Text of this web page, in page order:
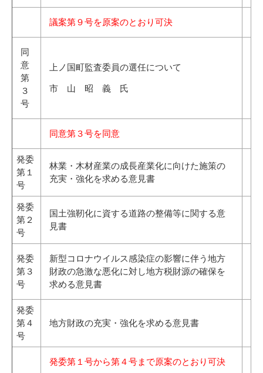
議案第９号を原案のとおり可決
同
意
第
３
号
上ノ国町監査委員の選任について
市 山 昭 義 氏
同意第３号を同意
発委
第１
号
林業・木材産業の成長産業化に向けた施策の
充実・強化を求める意見書
発委
第２
号
国土強靭化に資する道路の整備等に関する意
見書
発委
第３
号
新型コロナウイルス感染症の影響に伴う地方
財政の急激な悪化に対し地方税財源の確保を
求める意見書
発委
第４
号
地方財政の充実・強化を求める意見書
発委第１号から第４号まで原案のとおり可決